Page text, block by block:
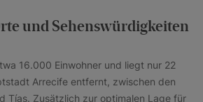
und Sehenswürdigkeiten
16.000 Einwohner und liegt nur 22
Arrecife entfernt, zwischen den
Tías. Zusätzlich zur optimalen Lage für